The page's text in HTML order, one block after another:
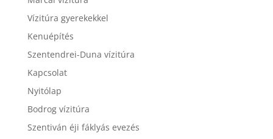
Vízitúra gyerekekkel
Kenuépítés
Szentendrei-Duna vízitúra
Kapcsolat
Nyitólap
Bodrog vízitúra
Szentiván éji fáklyás evezés